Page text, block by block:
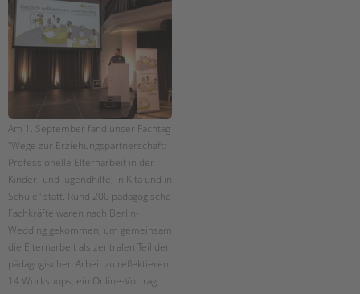
Am 1. September fand unser Fachtag
"Wege zur Erziehungspartnerschaft:
Professionelle Elternarbeit in der
Kinder- und Jugendhilfe, in Kita und in
Schule" statt. Rund 200 pädagogische
Fachkräfte waren nach Berlin-
Wedding gekommen, um gemeinsam
die Elternarbeit als zentralen Teil der
pädagogischen Arbeit zu reflektieren.
14 Workshops, ein Online-Vortrag